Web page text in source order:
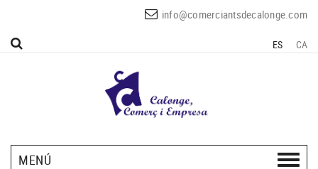
info@comerciantsdecalonge.com
ES CA
MENÚ